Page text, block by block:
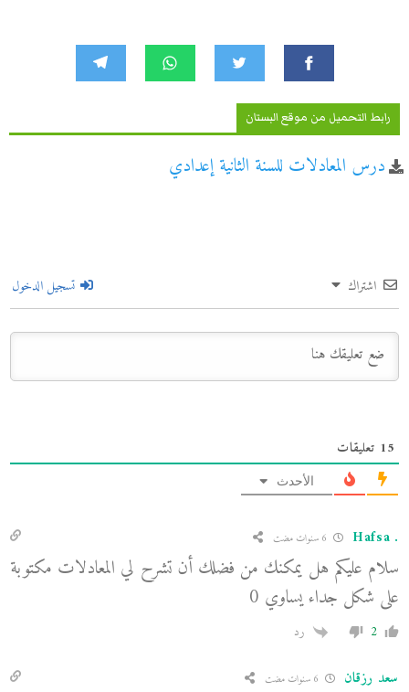
رابط التحميل من موقع البستان
درس المعادلات للسنة الثانية إعدادي
اشتراك تسجيل الدخول
15 تعليقات
الأحدث
. Hafsa
سلام عليكم هل يمكنك من فضلك أن تشرح لي المعادلات مكتوبة
على شكل جداء يساوي 0
2 رد
سعد رزقان